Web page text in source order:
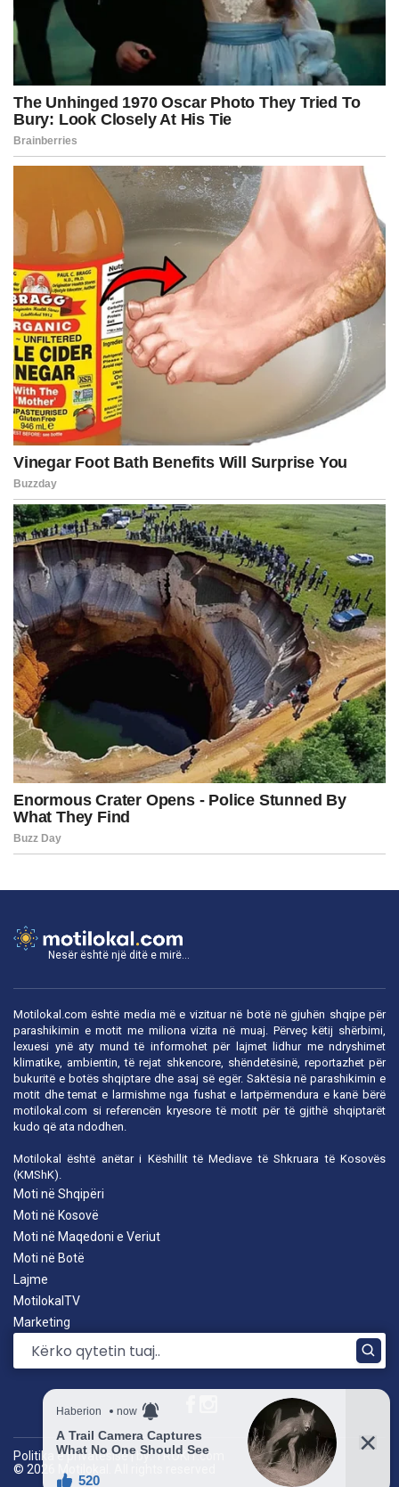
Nesër është një ditë e mirë...
Motilokal.com është media më e vizituar në botë në gjuhën shqipe për
parashikimin e motit me miliona vizita në muaj. Përveç këtij shërbimi,
lexuesi ynë aty mund të informohet për lajmet lidhur me ndryshimet
klimatike, ambientin, të rejat shkencore, shëndetësinë, reportazhet për
bukuritë e botës shqiptare dhe asaj së egër. Saktësia në parashikimin e
motit dhe temat e larmishme nga fushat e lartpërmendura e kanë bërë
motilokal.com si referencën kryesore të motit për të gjithë shqiptarët
kudo që ata ndodhen.
Motilokal është anëtar i Këshillit të Mediave të Shkruara të Kosovës
(KMShK).
Moti në Shqipëri
Moti në Kosovë
Moti në Maqedoni e Veriut
Moti në Botë
Lajme
MotilokalTV
Marketing
© 2026 Motilokal. All rights reserved
Politika e privatësisë| by: TROKIT.com